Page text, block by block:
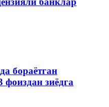
бораётган
фоиздан зиёдга